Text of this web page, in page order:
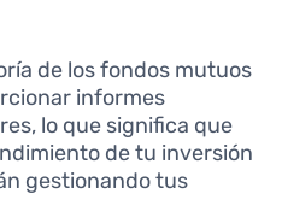
de los fondos mutuos
informes
lo que significa que
de tu inversión
gestionando tus